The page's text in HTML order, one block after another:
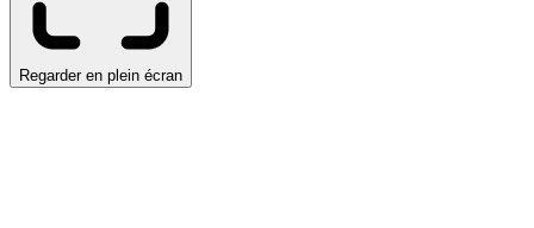
Regarder en plein écran